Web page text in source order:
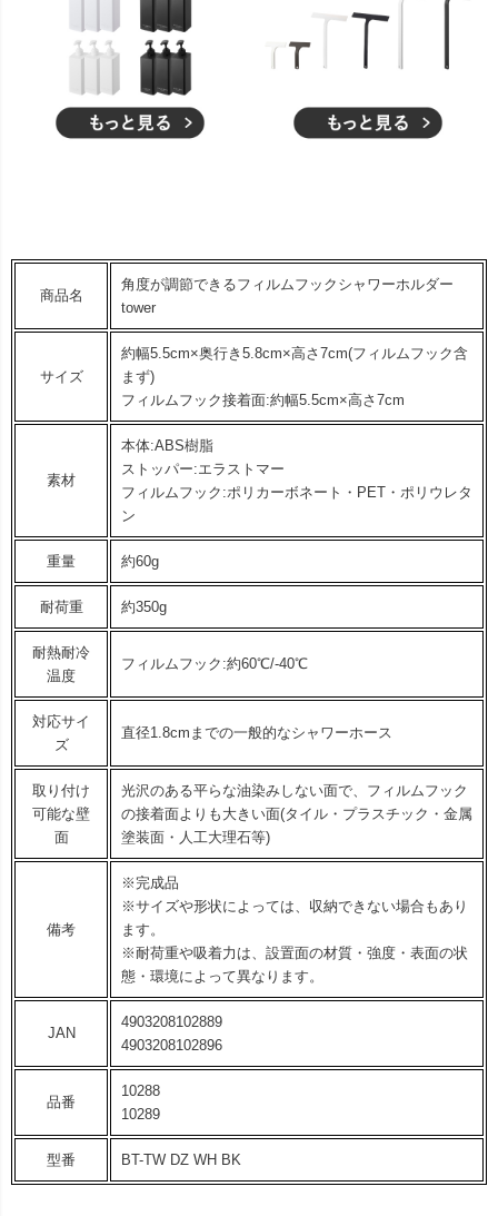
商品名
角度が調節できるフィルムフックシャワーホルダー
tower
サイズ
約幅5.5cm×奥行き5.8cm×高さ7cm(フィルムフック含
まず)
フィルムフック接着面:約幅5.5cm×高さ7cm
素材
本体:ABS樹脂
ストッパー:エラストマー
フィルムフック:ポリカーボネート・PET・ポリウレタ
ン
重量 約60g
耐荷重 約350g
耐熱耐冷
温度
フィルムフック:約60℃/-40℃
対応サイ
ズ
直径1.8cmまでの一般的なシャワーホース
取り付け
可能な壁
面
光沢のある平らな油染みしない面で、フィルムフック
の接着面よりも大きい面(タイル・プラスチック・金属
塗装面・人工大理石等)
備考
※完成品
※サイズや形状によっては、収納できない場合もあり
ます。
※耐荷重や吸着力は、設置面の材質・強度・表面の状
態・環境によって異なります。
JAN
4903208102889
4903208102896
品番
10288
10289
型番 BT-TW DZ WH BK